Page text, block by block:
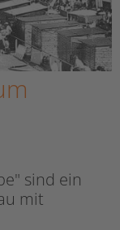
sind ein
mit